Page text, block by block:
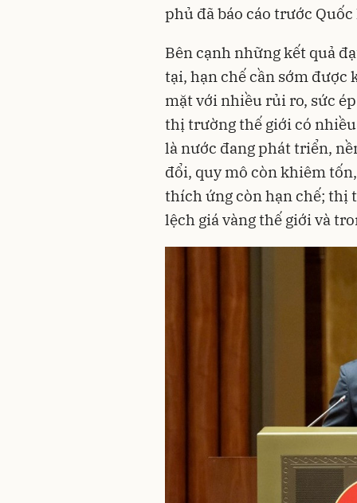
phủ đã báo cáo trước
Bên cạnh những kết quả
tại, hạn chế cần sớm
mặt với nhiều rủi ro, sức
thị trường thế giới có
là nước đang phát triển,
đổi, quy mô còn khiêm
thích ứng còn hạn chế; thị
lệch giá vàng thế giới và